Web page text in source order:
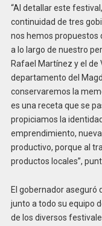
“Al detallar este
continuidad de tres
nos hemos propuestos
a lo largo de nuestro
Rafael Martínez y el de
departamento del
conservaremos la
es una receta que se
propiciamos la
emprendimiento,
productivo, porque al
productos locales”,
El gobernador aseguró
junto a todo su equipo
de los diversos